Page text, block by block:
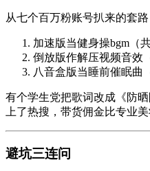
从七个百万粉账号扒来的套路
加速版当健身操bgm（
倒放版作解压视频音效
八音盒版当睡前催眠曲
有个学生党把歌词改成《防
上了热搜，带货佣金比专业美
避坑三连问